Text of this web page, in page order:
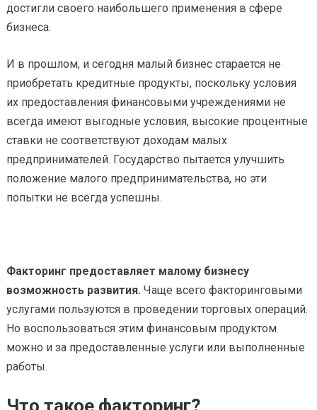
достигли своего наибольшего применения в сфере
бизнеса.
И в прошлом, и сегодня малый бизнес старается не
приобретать кредитные продукты, поскольку условия
их предоставления финансовыми учреждениями не
всегда имеют выгодные условия, высокие процентные
ставки не соответствуют доходам малых
предпринимателей. Государство пытается улучшить
положение малого предпринимательства, но эти
попытки не всегда успешны.
Факторинг предоставляет малому бизнесу
возможность развития. Чаще всего факторинговыми
услугами пользуются в проведении торговых операций.
Но воспользоваться этим финансовым продуктом
можно и за предоставленные услуги или выполненные
работы.
Что такое факторинг?